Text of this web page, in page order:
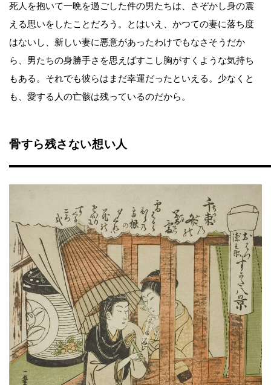
死人を抱いて一晩を過ごした件の男たちは、さぞかし身の震
える思いをしたことだろう。とはいえ、かつての妻に落ち度
はないし、新しい妻に悪意があったわけでもなさそうだか
ら、男たちの身勝手さを思えばすこし胸がすくような気持ち
もある。それでも彼らはまだ幸運だったといえる。少なくと
も、愛する人の亡骸は残っているのだから。
骨すら残さない想い人